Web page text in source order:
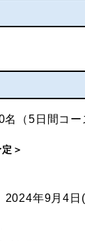
名（5日間コー
＞
2024年9月4